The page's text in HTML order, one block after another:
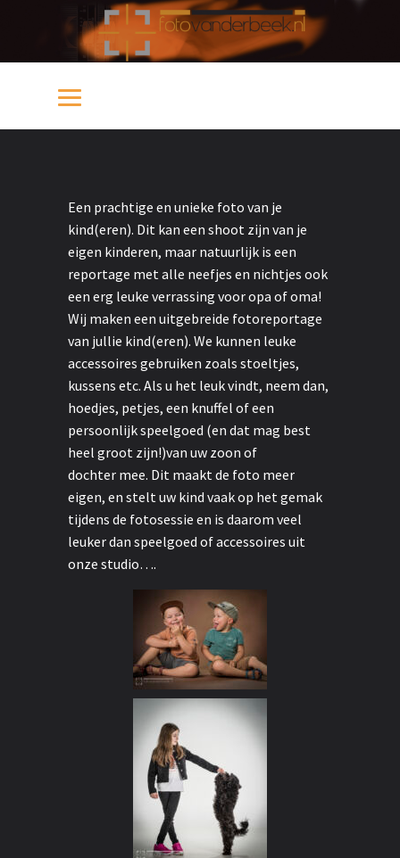
Een prachtige en unieke foto van je
kind(eren). Dit kan een shoot zijn van je
eigen kinderen, maar natuurlijk is een
reportage met alle neefjes en nichtjes ook
een erg leuke verrassing voor opa of oma!
Wij maken een uitgebreide fotoreportage
van jullie kind(eren). We kunnen leuke
accessoires gebruiken zoals stoeltjes,
kussens etc. Als u het leuk vindt, neem dan,
hoedjes, petjes, een knuffel of een
persoonlijk speelgoed (en dat mag best
heel groot zijn!)van uw zoon of
dochter mee. Dit maakt de foto meer
eigen, en stelt uw kind vaak op het gemak
tijdens de fotosessie en is daarom veel
leuker dan speelgoed of accessoires uit
onze studio….